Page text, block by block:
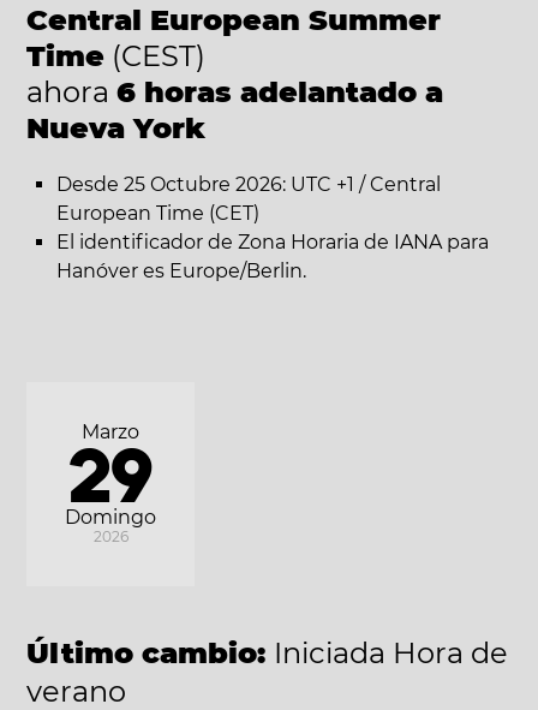
Central European Summer
Time (CEST)
ahora 6 horas adelantado a
Nueva York
Desde 25 Octubre 2026: UTC +1 / Central
European Time (CET)
El identificador de Zona Horaria de IANA para
Hanóver es Europe/Berlin.
Domingo
Marzo
29
2026
Último cambio: Iniciada Hora de
verano